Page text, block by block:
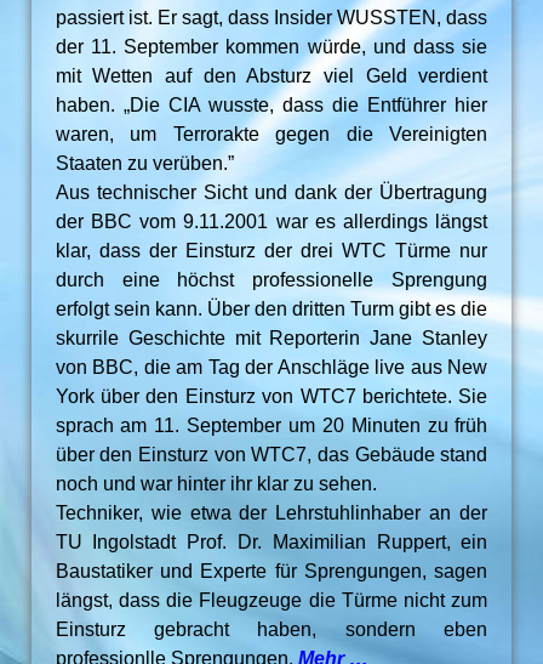
passiert ist. Er sagt, dass Insider WUSSTEN, dass
der 11. September kommen würde, und dass sie
mit Wetten auf den Absturz viel Geld verdient
haben. „Die CIA wusste, dass die Entführer hier
waren, um Terrorakte gegen die Vereinigten
Staaten zu verüben.”
Aus technischer Sicht und dank der Übertragung
der BBC vom 9.11.2001 war es allerdings längst
klar, dass der Einsturz der drei WTC Türme nur
durch eine höchst professionelle Sprengung
erfolgt sein kann. Über den dritten Turm gibt es die
skurrile Geschichte mit Reporterin Jane Stanley
von BBC, die am Tag der Anschläge live aus New
York über den Einsturz von WTC7 berichtete. Sie
sprach am 11. September um 20 Minuten zu früh
über den Einsturz von WTC7, das Gebäude stand
noch und war hinter ihr klar zu sehen.
Techniker, wie etwa der Lehrstuhlinhaber an der
TU Ingolstadt Prof. Dr. Maximilian Ruppert, ein
Baustatiker und Experte für Sprengungen, sagen
längst, dass die Fleugzeuge die Türme nicht zum
Einsturz gebracht haben, sondern eben
professionlle Sprengungen. Mehr …